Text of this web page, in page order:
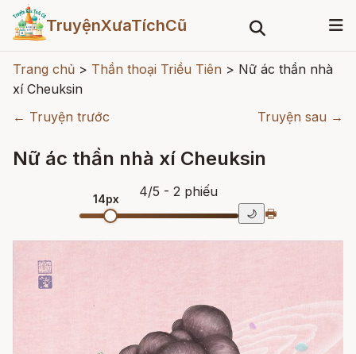
TruyệnXưaTíchCũ
Trang chủ > Thần thoại Triều Tiên > Nữ ác thần nhà
xí Cheuksin
← Truyện trước
Truyện sau →
Nữ ác thần nhà xí Cheuksin
4/5 - 2phiếu
14px
🌙 🖶